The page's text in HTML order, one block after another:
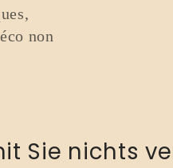
non
Sie nichts